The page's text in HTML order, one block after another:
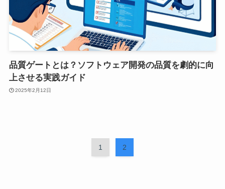
品質ゲートとは？ソフトウェア開発の品質を劇的に向
上させる実践ガイド
2025年2月12日
1 2